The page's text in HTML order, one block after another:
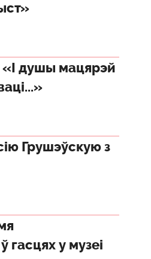
душы мацярэй
Грушэўскую з
у музеі